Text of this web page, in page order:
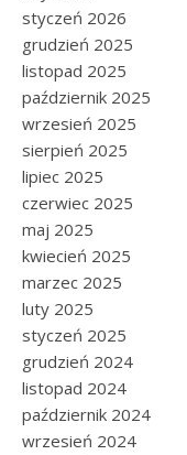
styczeń 2026
grudzień 2025
listopad 2025
październik 2025
wrzesień 2025
sierpień 2025
lipiec 2025
czerwiec 2025
maj 2025
kwiecień 2025
marzec 2025
luty 2025
styczeń 2025
grudzień 2024
listopad 2024
październik 2024
wrzesień 2024